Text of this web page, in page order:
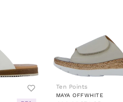
Ten Points
MAYA OFFWHITE